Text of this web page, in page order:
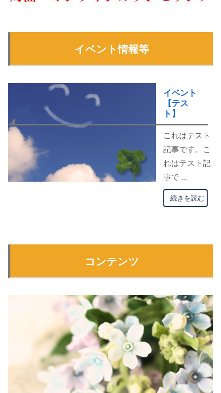
イベント情報等
イベント
【テス
ト】
これはテスト
記事です。こ
れはテスト記
事で ...
続きを読む
コンテンツ